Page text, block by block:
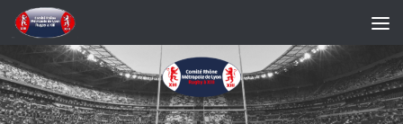
Skip to content